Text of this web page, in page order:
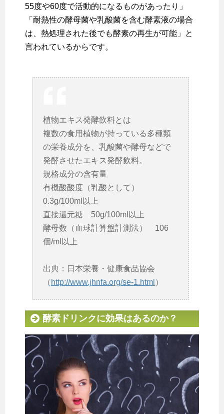
55度や60度で活動的になるものがあったり」
「耐熱性の酵母菌や乳酸菌を含む酵素液の場合
は、熱処理された後でも酵素の再生が可能」と
言われているからです。
植物エキス発酵飲料とは
複数の食用植物が持っている多種類
の栄養成分を、乳酸菌や酵母などで
発酵させたエキス発酵飲料。
規格成分の含有量
有機酸酸度（乳酸として）
0.3g/100ml以上
直接還元糖 50g/100ml以上
酵母数（血球計算盤計測法） 106
個/ml以上
出典：日本栄養・健康食品協会
（ http://www.jhnfa.org/se-1.html ）
酵素ドリンクに効果はあるのか？